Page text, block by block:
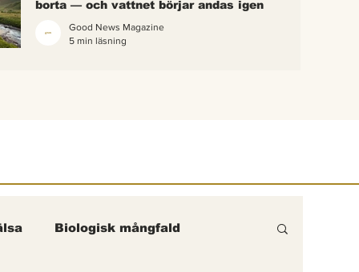
borta — och vattnet börjar andas igen
Good News Magazine
5 min läsning
Biologisk mångfald